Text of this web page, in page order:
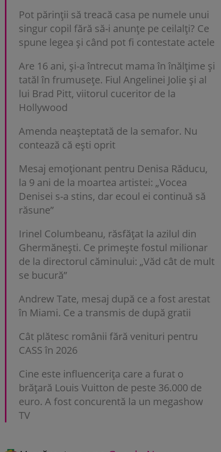
Pot părinții să treacă casa pe numele unui
singur copil fără să-i anunțe pe ceilalți? Ce
spune legea și când pot fi contestate actele
Are 16 ani, și-a întrecut mama în înălțime și
tatăl în frumusețe. Fiul Angelinei Jolie și al
lui Brad Pitt, viitorul cuceritor de la
Hollywood
Amenda neașteptată de la semafor. Nu
contează că ești oprit
Mesaj emoționant pentru Denisa Răducu,
la 9 ani de la moartea artistei: „Vocea
Denisei s-a stins, dar ecoul ei continuă să
răsune”
Irinel Columbeanu, răsfățat la azilul din
Ghermănești. Ce primește fostul milionar
de la directorul căminului: „Văd cât de mult
se bucură”
Andrew Tate, mesaj după ce a fost arestat
în Miami. Ce a transmis de după gratii
Cât plătesc românii fără venituri pentru
CASS în 2026
Cine este influencerița care a furat o
brățară Louis Vuitton de peste 36.000 de
euro. A fost concurentă la un megashow
TV